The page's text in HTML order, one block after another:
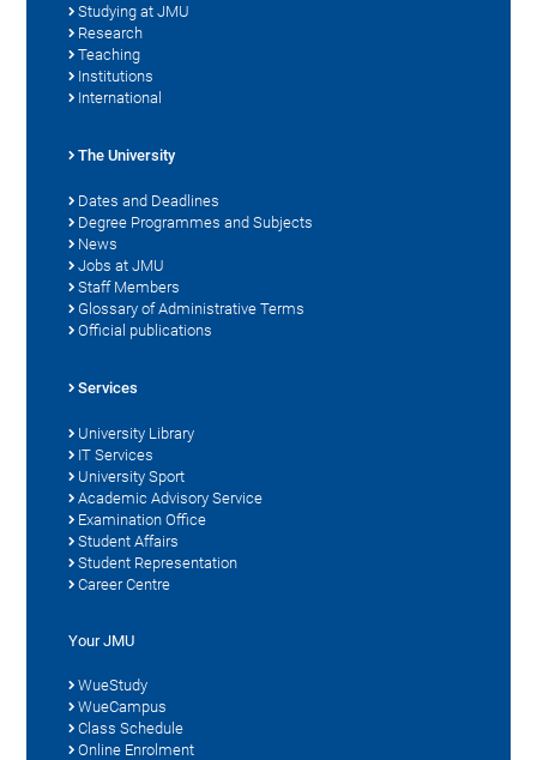
Studying at JMU
Research
Teaching
Institutions
International
The University
Dates and Deadlines
Degree Programmes and Subjects
News
Jobs at JMU
Staff Members
Glossary of Administrative Terms
Official publications
Services
University Library
IT Services
University Sport
Academic Advisory Service
Examination Office
Student Affairs
Student Representation
Career Centre
Your JMU
WueStudy
WueCampus
Class Schedule
Online Enrolment